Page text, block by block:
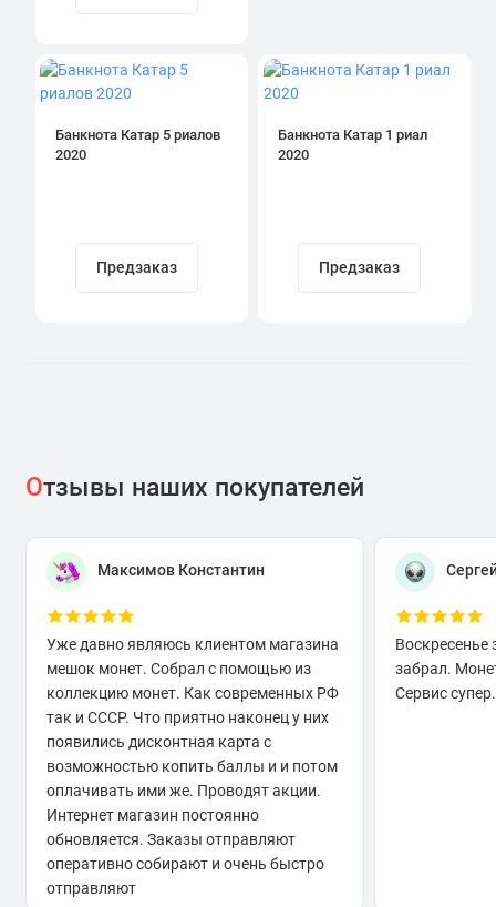
Банкнота Катар 5 риалов
2020
Предзаказ
Банкнота Катар 1 риал
2020
Предзаказ
Отзывы наших покупателей
Максимов Константин
Уже давно являюсь клиентом магазина
мешок монет. Собрал с помощью из
коллекцию монет. Как современных РФ
так и СССР. Что приятно наконец у них
появились дисконтная карта с
возможностью копить баллы и и потом
оплачивать ими же. Проводят акции.
Интернет магазин постоянно
обновляется. Заказы отправляют
оперативно собирают и очень быстро
отправляют
Воскресенье
забрал.
Сервис